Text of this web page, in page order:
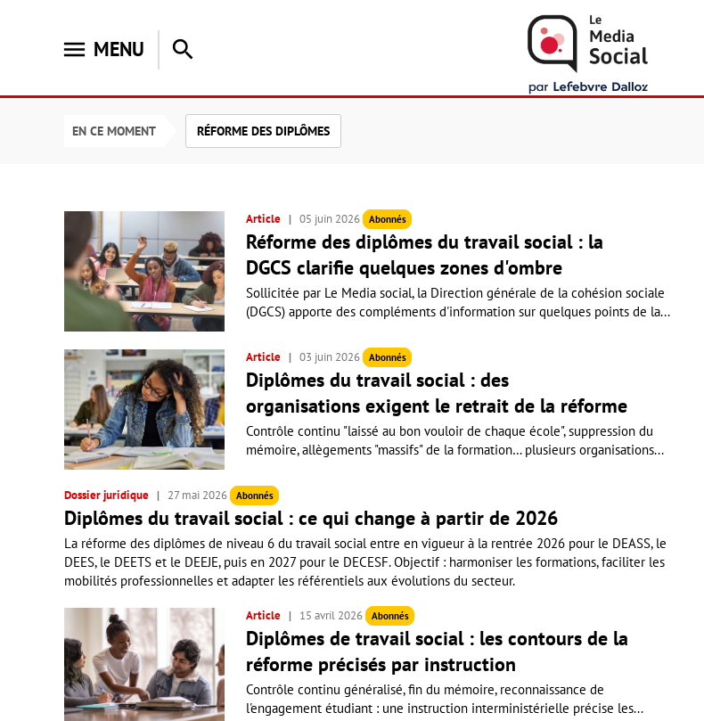
menu MENU search
EN CE MOMENT RÉFORME DES DIPLÔMES
Article 05 juin 2026 Abonnés
Réforme des diplômes du travail social : la
DGCS clarifie quelques zones d'ombre
Sollicitée par Le Media social, la Direction générale de la cohésion sociale
(DGCS) apporte des compléments d'information sur quelques points de la...
Article 03 juin 2026 Abonnés
Diplômes du travail social : des
organisations exigent le retrait de la réforme
Contrôle continu "laissé au bon vouloir de chaque école", suppression du
mémoire, allègements "massifs" de la formation… plusieurs organisations...
Dossier juridique 27 mai 2026 Abonnés
Diplômes du travail social : ce qui change à partir de 2026
La réforme des diplômes de niveau 6 du travail social entre en vigueur à la rentrée 2026 pour le DEASS, le
DEES, le DEETS et le DEEJE, puis en 2027 pour le DECESF. Objectif : harmoniser les formations, faciliter les
mobilités professionnelles et adapter les référentiels aux évolutions du secteur.
Article 15 avril 2026 Abonnés
Diplômes de travail social : les contours de la
réforme précisés par instruction
Contrôle continu généralisé, fin du mémoire, reconnaissance de
l'engagement étudiant : une instruction interministérielle précise les...